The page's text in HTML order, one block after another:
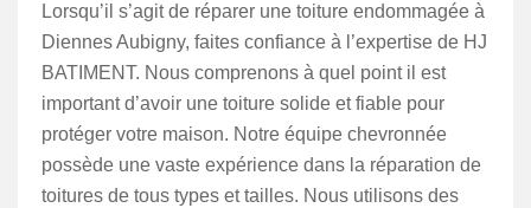
Lorsqu’il s’agit de réparer une toiture endommagée à
Diennes Aubigny, faites confiance à l’expertise de HJ
BATIMENT. Nous comprenons à quel point il est
important d’avoir une toiture solide et fiable pour
protéger votre maison. Notre équipe chevronnée
possède une vaste expérience dans la réparation de
toitures de tous types et tailles. Nous utilisons des